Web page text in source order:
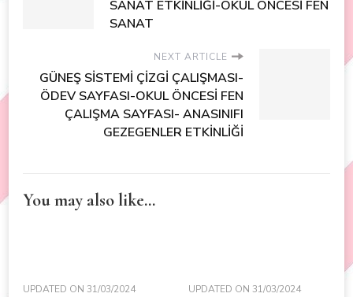
SANAT ETKİNLİĞİ-OKUL ÖNCESİ FEN
SANAT
NEXT ARTICLE
GÜNEŞ SİSTEMİ ÇİZGİ ÇALIŞMASI-
ÖDEV SAYFASI-OKUL ÖNCESİ FEN
ÇALIŞMA SAYFASI- ANASINIFI
GEZEGENLER ETKİNLİĞİ
You may also like...
UPDATED ON 31/03/2024 UPDATED ON 31/03/2024